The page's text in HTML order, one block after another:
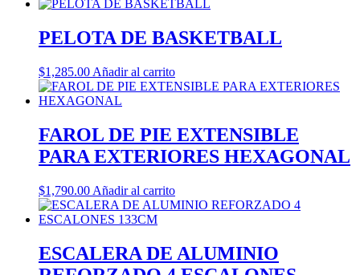
PELOTA DE BASKETBALL
$1,285.00 Añadir al carrito
FAROL DE PIE EXTENSIBLE
PARA EXTERIORES HEXAGONAL
$1,790.00 Añadir al carrito
ESCALERA DE ALUMINIO